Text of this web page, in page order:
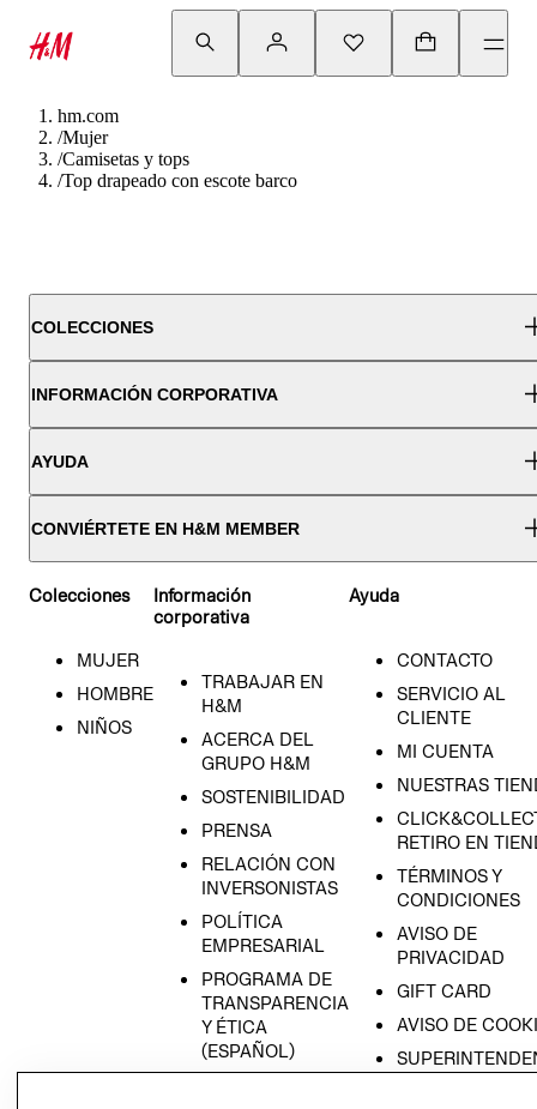
hm.com
/Mujer
/Camisetas y tops
/Top drapeado con escote barco
COLECCIONES
INFORMACIÓN CORPORATIVA
AYUDA
CONVIÉRTETE EN H&M MEMBER
Colecciones
MUJER
HOMBRE
NIÑOS
Información
corporativa
TRABAJAR EN
H&M
ACERCA DEL
GRUPO H&M
SOSTENIBILIDAD
PRENSA
RELACIÓN CON
INVERSONISTAS
POLÍTICA
EMPRESARIAL
PROGRAMA DE
TRANSPARENCIA
Y ÉTICA
(ESPAÑOL)
Ayuda
CONTACTO
SERVICIO AL
CLIENTE
MI CUENTA
NUESTRAS
RETIRO EN
TÉRMINOS Y
CONDICIONES
AVISO DE
PRIVACIDAD
GIFT CARD
AVISO DE